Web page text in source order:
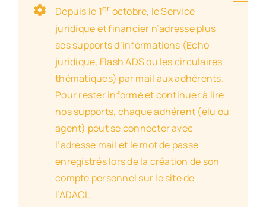
Depuis le 1er octobre, le Service
juridique et financier n’adresse plus
ses supports d’informations (Echo
juridique, Flash ADS ou les circulaires
thématiques) par mail aux adhérents.
Pour rester informé et continuer à lire
nos supports, chaque adhérent (élu ou
agent) peut se connecter avec
l’adresse mail et le mot de passe
enregistrés lors de la création de son
compte personnel sur le site de
l’ADACL.